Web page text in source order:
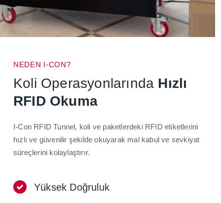
NEDEN I-CON?
Koli Operasyonlarında Hızlı
RFID Okuma
I-Con RFID Tunnel, koli ve paketlerdeki RFID etiketlerini
hızlı ve güvenilir şekilde okuyarak mal kabul ve sevkiyat
süreçlerini kolaylaştırır.
Yüksek Doğruluk